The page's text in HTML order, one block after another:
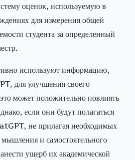
оценок, используемую в
для измерения общей
студента за определенный
используют информацию,
для улучшения своего
может положительно повлиять
если они будут полагаться
не прилагая необходимых
и самостоятельного
ущерб их академической